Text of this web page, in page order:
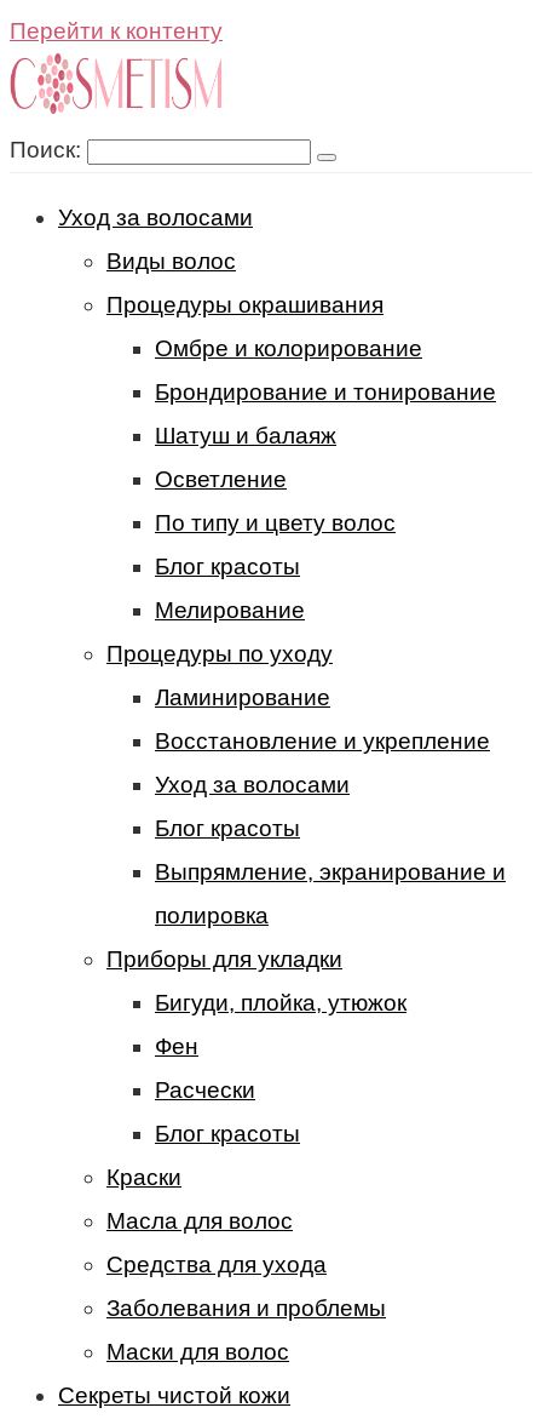
Перейти к контенту
Поиск:
Уход за волосами
Виды волос
Процедуры окрашивания
Омбре и колорирование
Брондирование и тонирование
Шатуш и балаяж
Осветление
По типу и цвету волос
Блог красоты
Мелирование
Процедуры по уходу
Ламинирование
Восстановление и укрепление
Уход за волосами
Блог красоты
Выпрямление, экранирование и
полировка
Приборы для укладки
Бигуди, плойка, утюжок
Фен
Расчески
Блог красоты
Краски
Масла для волос
Средства для ухода
Заболевания и проблемы
Маски для волос
Секреты чистой кожи